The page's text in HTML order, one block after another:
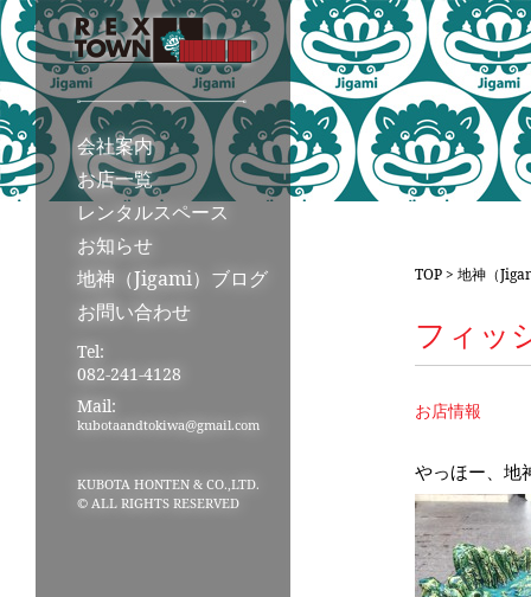
会社案内
お店一覧
レンタルスペース
お知らせ
地神（Jigami）ブログ
お問い合わせ
Tel:
082-241-4128
Mail:
kubotaandtokiwa@gmail.com
KUBOTA HONTEN & CO.,LTD.
© ALL RIGHTS RESERVED
TOP> 地神（
フィッ
お店情報
やっほー、地